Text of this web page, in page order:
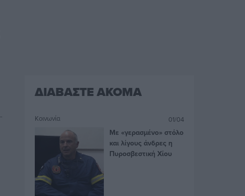
ΔΙΑΒΑΣΤΕ ΑΚΟΜΑ
Κοινωνία 01/04
Με «γερασμένο» στόλο
και λίγους άνδρες η
Πυροσβεστική Χίου